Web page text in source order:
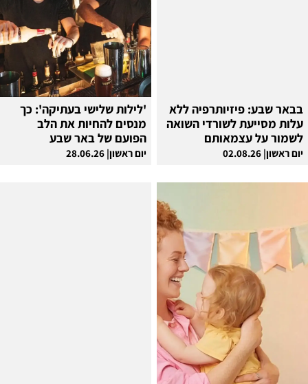
בבאר שבע: פיזיותרפיה ללא
עלות מסייעת לשורדי השואה
לשמור על עצמאותם
יום ראשון| 02.08.26
'לילות שלישי בעתיקה': כך
מנסים להחיות את הלב
הפועם של באר שבע
יום ראשון| 28.06.26